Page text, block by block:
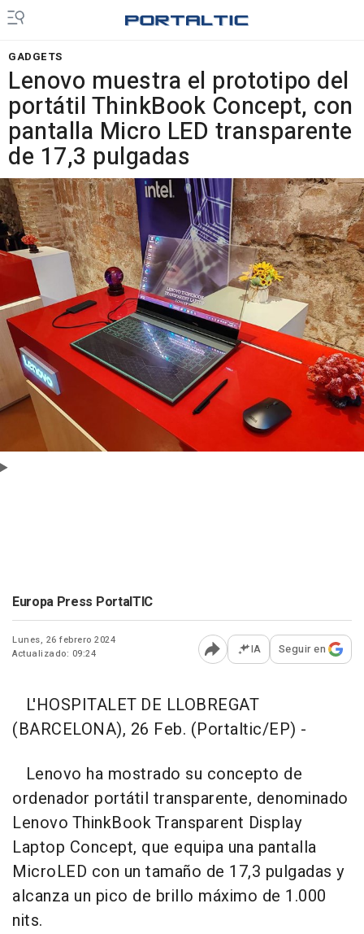
GADGETS
Lenovo muestra el prototipo del
portátil ThinkBook Concept, con
pantalla Micro LED transparente
de 17,3 pulgadas
Europa Press PortalTIC
Lunes, 26 febrero 2024
Actualizado: 09:24
Abrir opciones para
IA Seguir en
L'HOSPITALET DE LLOBREGAT
(BARCELONA), 26 Feb. (Portaltic/EP) -
Lenovo ha mostrado su concepto de
ordenador portátil transparente, denominado
Lenovo ThinkBook Transparent Display
Laptop Concept, que equipa una pantalla
MicroLED con un tamaño de 17,3 pulgadas y
alcanza un pico de brillo máximo de 1.000
nits.